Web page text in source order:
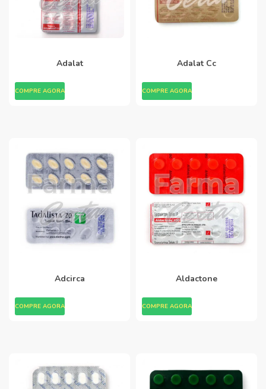
Adalat
COMPRE AGORA
Adalat Cc
COMPRE AGORA
Adcirca
COMPRE AGORA
Aldactone
COMPRE AGORA